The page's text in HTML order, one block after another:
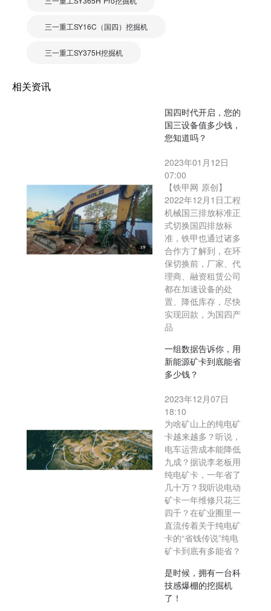
三一重工SY16C（国四）挖掘机
三一重工SY375H挖掘机
相关资讯
国四时代开启，您的
国三设备值多少钱，
您知道吗？
2023年01月12日
07:00
【铁甲网 原创】
2022年12月1日工程
机械国三排放标准正
式切换国四排放标
准，铁甲也通过诸多
合作方了解到，在环
保切换前，厂家、代
理商、融资租赁公司
都在加速设备的处
置、降低库存，尽快
实现回款，为国四产
品
一组数据告诉你，用
新能源矿卡到底能省
多少钱？
2023年12月07日
18:10
为啥矿山上的纯电矿
卡越来越多？听说，
电车运营成本能降低
九成？据说李老板用
纯电矿卡，一年省了
几十万？我听说电动
矿卡一年维修只花三
四千？在矿业圈里一
直流传着关于纯电矿
卡的“省钱传说”纯电
矿卡到底有多能省？
是时候，拥有一台科
技感爆棚的挖掘机
了！